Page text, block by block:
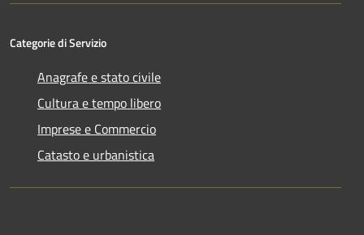
Categorie di Servizio
Anagrafe e stato civile
Cultura e tempo libero
Imprese e Commercio
Catasto e urbanistica